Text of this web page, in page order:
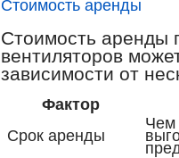
Стоимость аренды
Стоимость аренды
вентиляторов
зависимости от
Фактор
Срок аренды
Чем